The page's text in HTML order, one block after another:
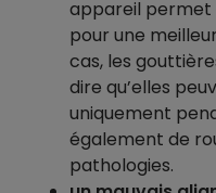
appareil permet
pour une
cas, les
dire qu’elles
uniquement
également de
pathologies.